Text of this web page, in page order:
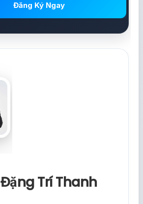
Đăng Ký Ngay
Đặng Trí Thanh